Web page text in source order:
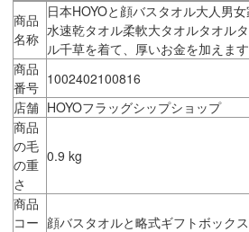
商品
名称
日本HOYOと顔バスタオル大人男
水速乾タオル柔軟大タオルタオル
ル千草を着て、厚いお金を加えます
商品
番号 1002402100816
店舗 HOYOフラッグシップショップ
商品
の毛
の重
さ
0.9 kg
商品
コー 顔バスタオルと略式ギフトボック